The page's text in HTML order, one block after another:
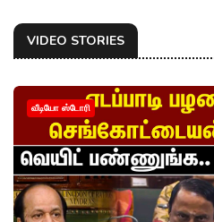
VIDEO STORIES
வீடியோ ஸ்டோரி